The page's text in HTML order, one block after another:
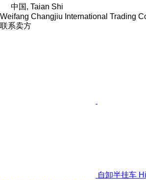
中国, Taian Shi
Weifang Changjiu International Trading
联系卖方
自卸半挂车